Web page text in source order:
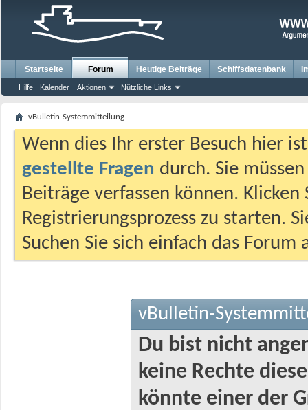
Startseite Forum
Hilfe Kalender Aktionen Nützliche Links
Heutige Beiträge Schiffsdatenbank
vBulletin-Systemmitteilung
Wenn dies Ihr erster Besuch hier
gestellte Fragen durch. Sie
Beiträge verfassen können.
Registrierungsprozess zu starten.
Suchen Sie sich einfach das
vBulletin-
Du bist nicht
keine Rechte
könnte einer der